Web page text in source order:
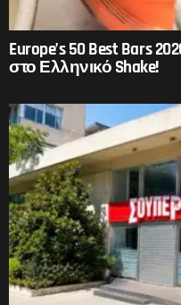
Europe’s 50 Best Bars
στο Ελληνικό Shake!